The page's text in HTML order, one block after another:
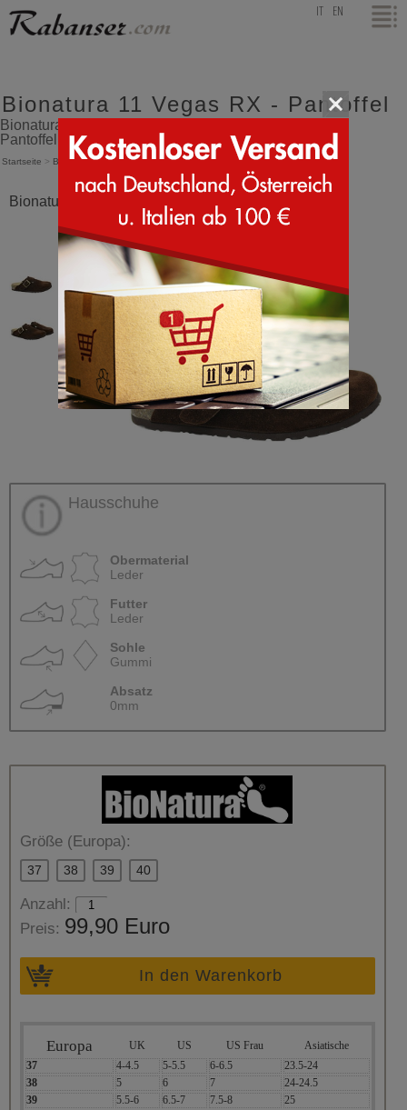
top EN
Bionatura 11 Vegas RX - Pantoffel
Bionatura 11 Vegas Lederpantoffeln mit Keilabsatz -
Pantoffel
Startseite > Bionatura> 11 Vegas RX
Bionatura 11 Vegas RX Dunkelbraun
Hausschuhe
Obermaterial
Leder
Futter
Leder
Sohle
Gummi
Absatz
0mm
Größe (Europa):
37 38 39 40
Anzahl:
Preis: 99,90 Euro
In den Warenkorb
Europa UK US US Frau
Asiatische
37
4-4.5 5-5.5 6-6.5
23.5-24
38
5 6 7
24-24.5
39
5.5-6 6.5-7 7.5-8
25